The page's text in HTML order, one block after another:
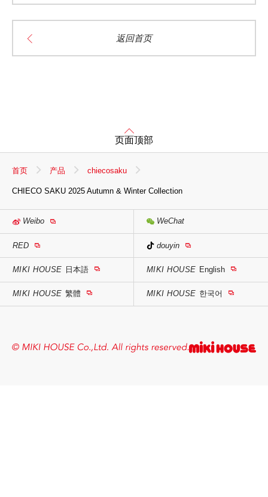
返回首页
页面顶部
首页 产品 chiecosaku
CHIECO SAKU 2025 Autumn & Winter Collection
Weibo WeChat
RED douyin
MIKI HOUSE 日本語 MIKI HOUSE English
MIKI HOUSE 繁體 MIKI HOUSE 한국어